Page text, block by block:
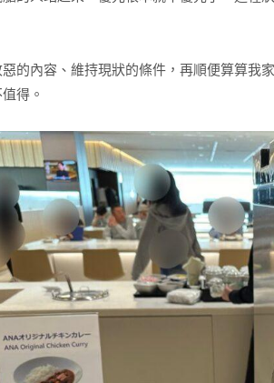
的內容、維持現狀的條件，再順便算算我
得。